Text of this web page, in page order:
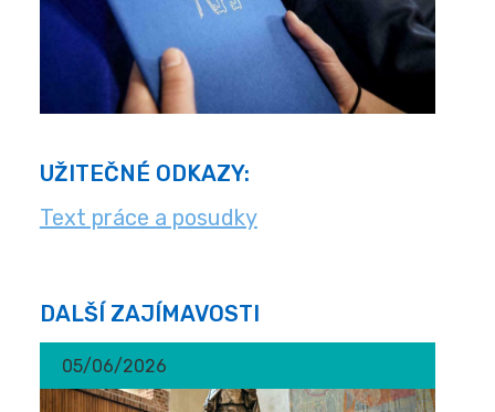
UŽITEČNÉ ODKAZY:
Text práce a posudky
DALŠÍ ZAJÍMAVOSTI
05/06/2026